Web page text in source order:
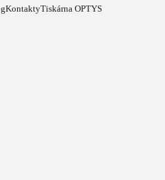
KontaktyTiskárna OPTYS